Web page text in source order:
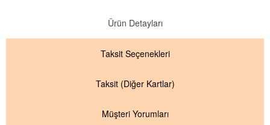
Ürün Detayları
Taksit Seçenekleri
Taksit (Diğer Kartlar)
Müşteri Yorumları